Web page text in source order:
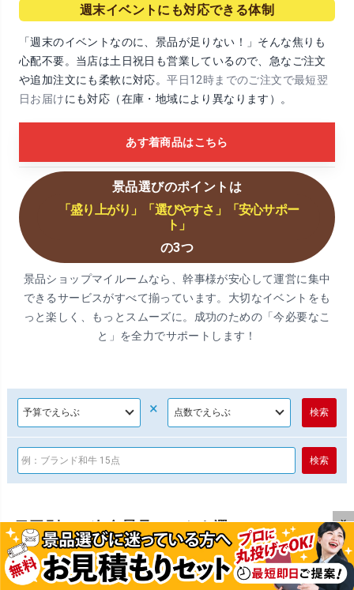
週末イベントにも対応できる体制
「週末のイベントなのに、景品が足りない！」そんな焦りも
心配不要。当店は土日祝日も営業しているので、急なご注文
や追加注文にも柔軟に対応。平日12時までのご注文で最短翌
日お届けにも対応（在庫・地域により異なります）。
あす着商品はこちら
景品選びのポイントは
「盛り上がり」「選びやすさ」「安心サポー
ト」
の3つ
景品ショップマイルームなら、幹事様が安心して運営に集中
できるサービスがすべて揃っています。大切なイベントをも
っと楽しく、もっとスムーズに。成功のための「今必要なこ
と」を全力でサポートします！
×
目玉別で二次会景品セットを選ぶ
ディズニーペア
×